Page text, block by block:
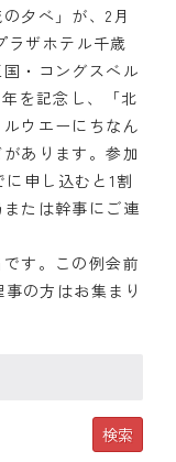
夕べ」が、2月
ラザホテル千歳
・コングスベル
を記念し、「北
ウエーにちなん
あります。参加
申し込むと1割
たは幹事にご連
す。この例会前
の方はお集まり